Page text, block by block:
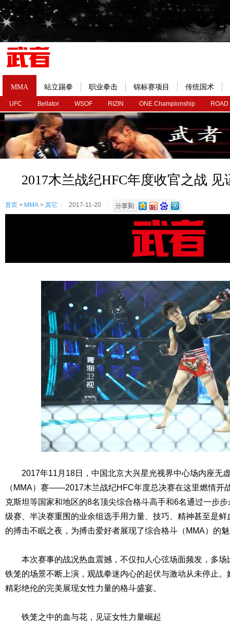
MMA
UFC Bellator WSOF RIZIN ONE Championship ROAD
站立踢拳 职业拳击 锦标赛项目 传统国术
2017木兰战纪HFC年度收官之战
首页 > MMA > 其它 2017-11-20
2017年11月18日，中国北京大兴星光视界中心场内座无
（MMA）赛——2017木兰战纪HFC年度总决赛在这里燃情开
克斯坦等国家和地区的8名顶尖综合格斗高手和6名通过一步
级赛、半决赛重围的业余组选手用力量、技巧、精神甚至是
的搏击不眠之夜，为搏击爱好者展现了综合格斗（MMA）的
本次赛事的战况热血震撼，不仅扣人心弦场面频发，多场
铁笼的场景不断上演，观战拳迷内心的起伏与激动从未停止
精彩绝伦的完美展现女性力量的格斗盛宴。
铁笼之中的血与花，见证女性力量崛起